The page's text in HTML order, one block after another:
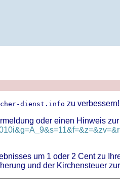
dienst.info zu verbessern!
oder einen Hinweis
um 1 oder 2 Cent zu
und der Kirchensteuer